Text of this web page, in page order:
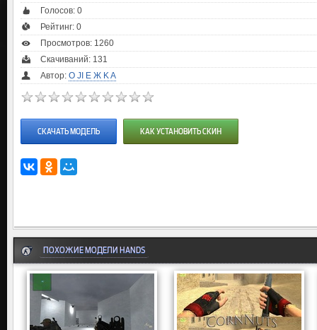
Голосов: 0
Рейтинг: 0
Просмотров: 1260
Скачиваний: 131
Автор: O JI E Ж K A
СКАЧАТЬ МОДЕЛЬ КАК УСТАНОВИТЬ СКИН
ПОХОЖИЕ МОДЕЛИ HANDS